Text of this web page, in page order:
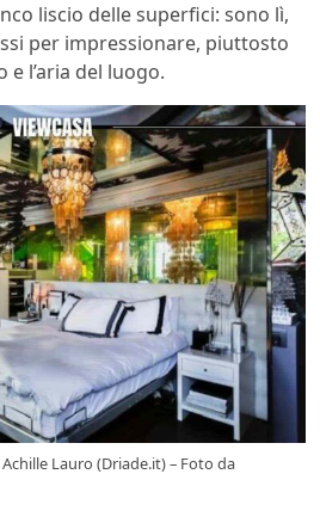
liscio delle superfici: sono lì,
per impressionare, piuttosto
l’aria del luogo.
Lauro (Driade.it) – Foto da